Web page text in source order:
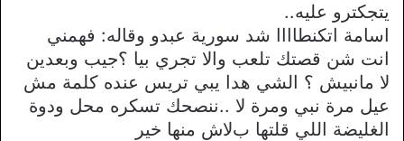
يتجكترو عليه..
اسامة اتكنطاااا شد سورية عبدو وقاله: فهمني
انت شن قصتك تلعب واﻻ تجري بيا ؟جيب وبعدين
ﻻ مانبيش ؟ الشي هدا يبي تريس عنده كلمة مش
عيل مرة نبي ومرة ﻻ ..ننصحك تسكره محل ودوة
الغليضة اللي قلتها بﻻش منها خير